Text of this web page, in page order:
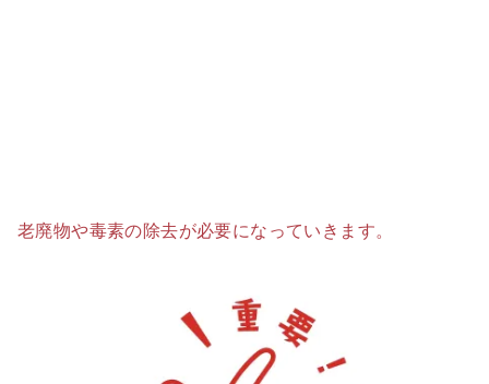
老廃物や毒素の除去が必要になっていきます。